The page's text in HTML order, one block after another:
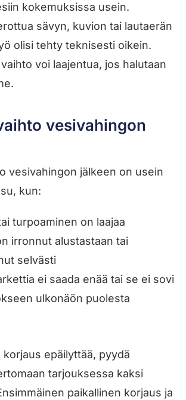
kokemuksissa usein.
sävyn, kuvion tai lautaerän
olisi tehty teknisesti oikein.
voi laajentua, jos halutaan
vesivahingon
vesivahingon jälkeen on usein
kun:
turpoaminen on laajaa
irronnut alustastaan tai
selvästi
ei saada enää tai se ei sovi
ulkonäön puolesta
korjaus epäilyttää, pyydä
tarjouksessa kaksi
paikallinen korjaus ja